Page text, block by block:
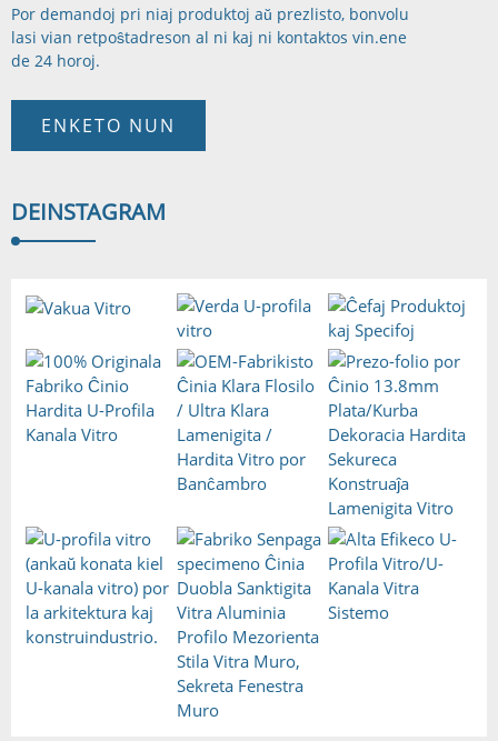
Por demandoj pri niaj produktoj aŭ prezlisto, bonvolu
lasi vian retpoŝtadreson al ni kaj ni kontaktos vin.ene
de 24 horoj.
ENKETO NUN
DEINSTAGRAM